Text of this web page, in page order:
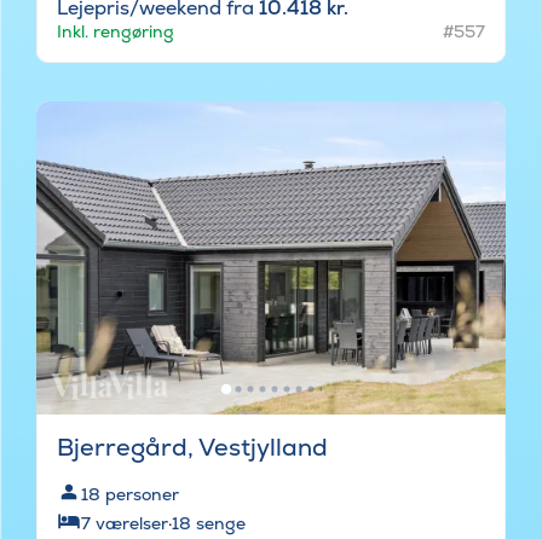
Lejepris/weekend fra 10.418 kr.
Inkl. rengøring #557
Bjerregård, Vestjylland
18 personer
7 værelser·18 senge